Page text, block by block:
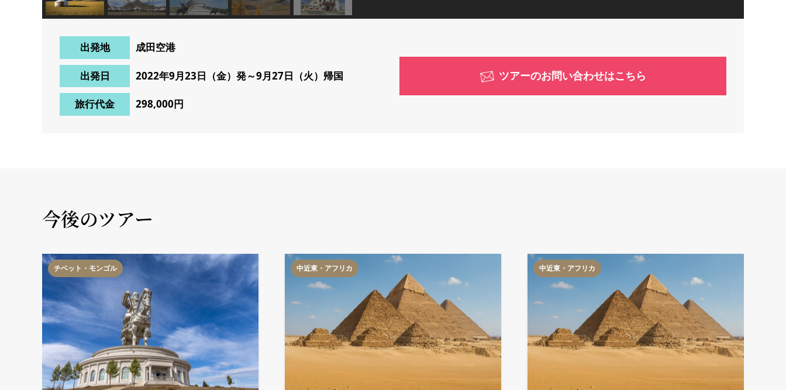
出発地 成田空港
出発日 2022年9月23日（金）発～9月27日（火）帰国
旅行代金 298,000円
ツアーのお問い合わせはこちら
今後のツアー
チベット・モンゴル 中近東・アフリカ 中近東・アフリカ